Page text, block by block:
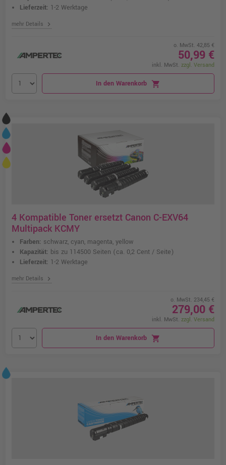
Lieferzeit: 1-2 Werktage
mehr Details chevron_right
o. MwSt. 42,85 €
50,99 €
inkl. MwSt. zzgl. Versand
In den Warenkorb shopping_cart
4 Kompatible Toner ersetzt Canon C-EXV64
Multipack KCMY
Farben: schwarz, cyan, magenta, yellow
Kapazität: bis zu 114500 Seiten (ca. 0,2 Cent / Seite)
Lieferzeit: 1-2 Werktage
mehr Details chevron_right
o. MwSt. 234,45 €
279,00 €
inkl. MwSt. zzgl. Versand
In den Warenkorb shopping_cart